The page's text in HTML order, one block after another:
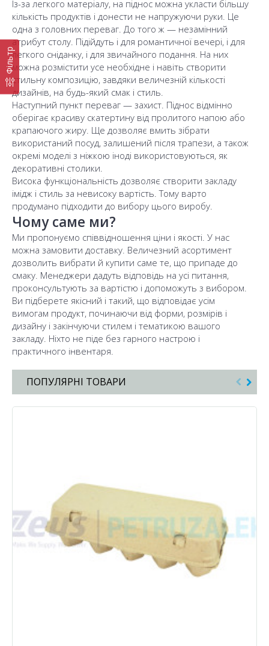
Фільтр
Із-за легкого матеріалу, на піднос можна укласти більшу
кількість продуктів і донести не напружуючи руки. Це
одна з головних переваг. До того ж — незамінний
атрибут столу. Підійдуть і для романтичної вечері, і для
легкого сніданку, і для звичайного подання. На них
можна розмістити усе необхідне і навіть створити
стильну композицію, завдяки величезній кількості
дизайнів, на будь-який смак і стиль.
Наступний пункт переваг — захист. Піднос відмінно
оберігає красиву скатертину від пролитого напою або
крапаючого жиру. Ще дозволяє вмить зібрати
використаний посуд, залишений після трапези, а також
окремі моделі з ніжкою іноді використовуються, як
декоративні столики.
Висока функціональність дозволяє створити закладу
імідж і стиль за невисоку вартість. Тому варто
продумано підходити до вибору цього виробу.
Чому саме ми?
Ми пропонуємо співвідношення ціни і якості. У нас
можна замовити доставку. Величезний асортимент
дозволить вибрати й купити саме те, що припаде до
смаку. Менеджери дадуть відповідь на усі питання,
проконсультують за вартістю і допоможуть з вибором.
Ви підберете якісний і такий, що відповідає усім
вимогам продукт, починаючи від форми, розмірів і
дизайну і закінчуючи стилем і тематикою вашого
закладу. Ніхто не піде без гарного настрою і
практичного інвентаря.
ПОПУЛЯРНІ ТОВАРИ